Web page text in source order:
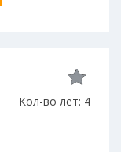
Кол-во лет: 4